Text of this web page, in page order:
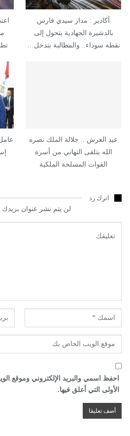
أكادير : مدار سيدي فارس
بالدشيرة الجهادية يتحول إلى
نقطة سوداء.. والمطالبة بتدخل…
عيد العرش .. جلالة الملك نصره
الله يتلقى التهاني من أسرة
القوات المسلحة الملكية
اترك رد
لن يتم نشر عنوان بريدك
احفظ اسمي والبريد الإلكتروني وموقع
الأولى التي أعلق فيها.